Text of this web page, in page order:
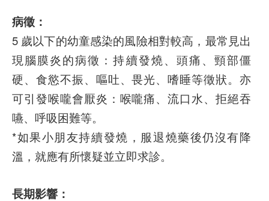
病徵：
5 歲以下的幼童感染的風險相對較高，最常見出
現腦膜炎的病徵：持續發燒、頭痛、頸部僵
硬、食慾不振、嘔吐、畏光、嗜睡等徵狀。亦
可引發喉嚨會厭炎：喉嚨痛、流口水、拒絕吞
嚥、呼吸困難等。
*如果小朋友持續發燒，服退燒藥後仍沒有降
溫，就應有所懷疑並立即求診。
長期影響：